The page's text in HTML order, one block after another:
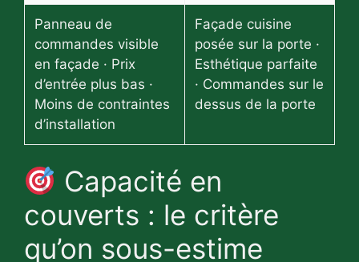
Panneau de
commandes visible
en façade · Prix
d’entrée plus bas ·
Moins de contraintes
d’installation
Façade cuisine
posée sur la porte ·
Esthétique parfaite
· Commandes sur le
dessus de la porte
Capacité en
couverts : le critère
qu’on sous-estime